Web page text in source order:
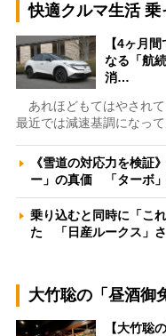
快適クルマ生活
【4ヶ月
なる「航
消…
あれほどもてはやされて
最近では減速基調になっ
《雪道の対応力を検証
ー」の真価 「ターボ
乗り込むと同時に「こ
た 「日産ルークス」
大竹聡の「昼酒御
【大竹聡